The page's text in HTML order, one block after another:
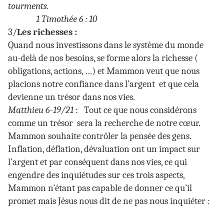
tourments.
1 Timothée 6 : 10
3/Les richesses :
Quand nous investissons dans le système du monde
au-delà de nos besoins, se forme alors la richesse (
obligations, actions, …) et Mammon veut que nous
placions notre confiance dans l’argent et que cela
devienne un trésor dans nos vies.
Matthieu 6-19/21 : Tout ce que nous considérons
comme un trésor sera la recherche de notre cœur.
Mammon souhaite contrôler la pensée des gens.
Inflation, déflation, dévaluation ont un impact sur
l’argent et par conséquent dans nos vies, ce qui
engendre des inquiétudes sur ces trois aspects,
Mammon n’étant pas capable de donner ce qu’il
promet mais Jésus nous dit de ne pas nous inquiéter :